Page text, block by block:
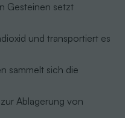
Gesteinen setzt
und transportiert es
sammelt sich die
Ablagerung von